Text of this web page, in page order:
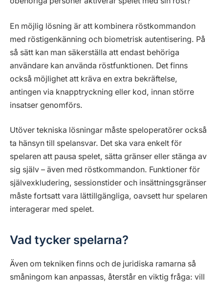
En möjlig lösning är att kombinera röstkommandon
med röstigenkänning och biometrisk autentisering. På
så sätt kan man säkerställa att endast behöriga
användare kan använda röstfunktionen. Det finns
också möjlighet att kräva en extra bekräftelse,
antingen via knapptryckning eller kod, innan större
insatser genomförs.
Utöver tekniska lösningar måste speloperatörer också
ta hänsyn till spelansvar. Det ska vara enkelt för
spelaren att pausa spelet, sätta gränser eller stänga av
sig själv – även med röstkommandon. Funktioner för
självexkludering, sessionstider och insättningsgränser
måste fortsatt vara lättillgängliga, oavsett hur spelaren
interagerar med spelet.
Vad tycker spelarna?
Även om tekniken finns och de juridiska ramarna så
småningom kan anpassas, återstår en viktig fråga: vill